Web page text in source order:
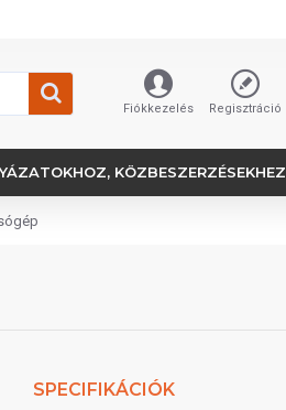
Fiókkezelés Regisztráció
KÖZBESZERZÉSEKHEZ
SPECIFIKÁCIÓK